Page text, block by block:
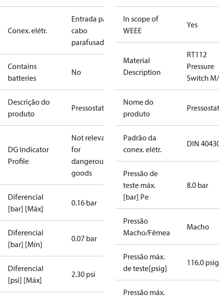
Conex. elétr.
Entrada para
cabo
parafusado
Contains
batteries
No
Descrição do
produto
Pressostato
DG Indicator
Profile
Not relevant
for
dangerous
goods
Diferencial
[bar] [Máx]
0.16 bar
Diferencial
[bar] [Mín]
0.07 bar
Diferencial
[psi] [Máx]
2.30 psi
In scope of
WEEE
Yes
Material
Description
RT112
Pressure
Switch
Nome do
produto
Padrão da
conex. elétr.
DIN
Pressão de
teste máx.
[bar] Pe
8.0 bar
Pressão
Macho/Fêmea
Macho
Pressão máx.
de teste[psig]
116.0 psig
Pressão máx.